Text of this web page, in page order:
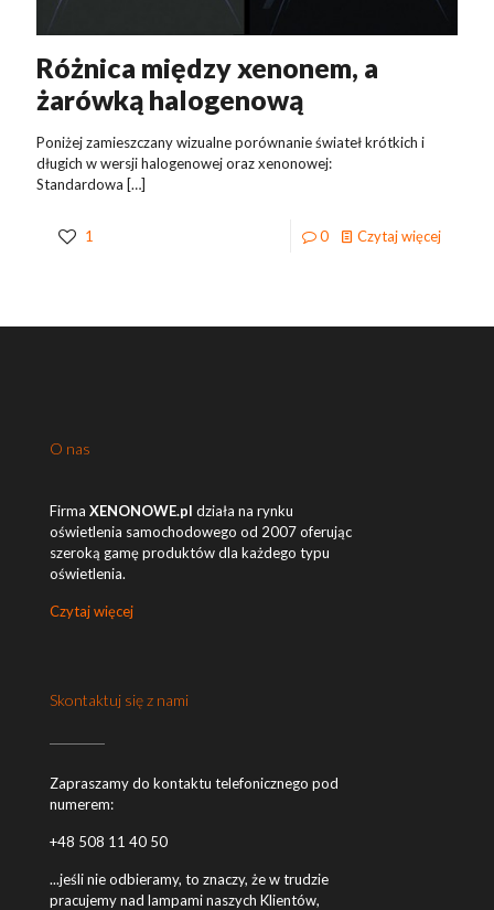
Różnica między xenonem, a
żarówką halogenową
Poniżej zamieszczany wizualne porównanie świateł krótkich i
długich w wersji halogenowej oraz xenonowej:
Standardowa […]
1 0 Czytaj więcej
O nas
Firma XENONOWE.pl działa na rynku
oświetlenia samochodowego od 2007 oferując
szeroką gamę produktów dla każdego typu
oświetlenia.
Czytaj więcej
Skontaktuj się z nami
Zapraszamy do kontaktu telefonicznego pod
numerem:
+48 508 11 40 50
...jeśli nie odbieramy, to znaczy, że w trudzie
pracujemy nad lampami naszych Klientów,